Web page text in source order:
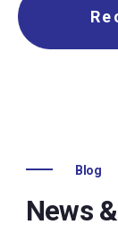
Blog
News